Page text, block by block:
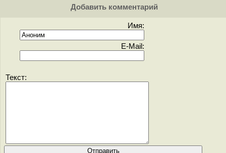
Добавить комментарий
Имя:
E-Mail:
Текст: